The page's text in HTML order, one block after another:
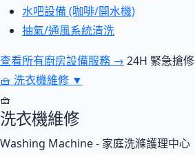
水吧設備 (咖啡/開水機)
抽氣/通風系統清洗
查看所有廚房設備服務 → 24H 緊急搶修
🧺 洗衣機維修 ▼
🧺
洗衣機維修
Washing Machine - 家庭洗滌護理中心